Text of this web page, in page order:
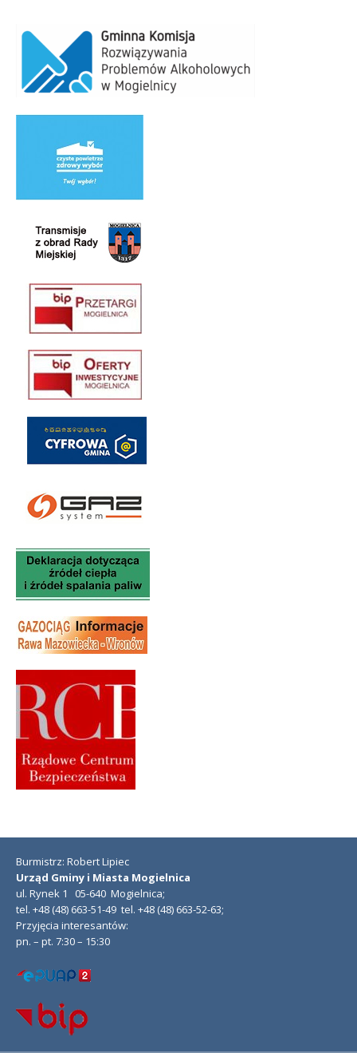
Burmistrz: Robert Lipiec
Urząd Gminy i Miasta Mogielnica
ul. Rynek 1 05-640 Mogielnica;
tel. +48 (48) 663-51-49 tel. +48 (48) 663-52-63;
Przyjęcia interesantów:
pn. – pt. 7:30 – 15:30